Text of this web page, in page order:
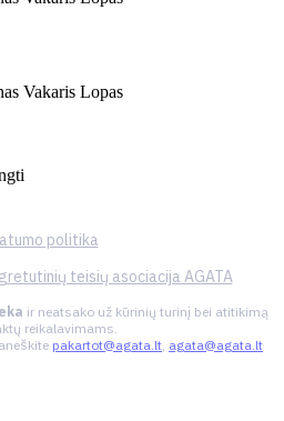
Vakaris Lopas
politika
teisių asociacija AGATA
ir neatsako už kūrinių turinį bei atitikimą
reikalavimams.
pakartot@agata.lt, agata@agata.lt